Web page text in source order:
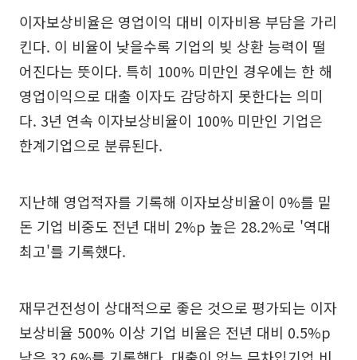
이자보상비율은 영업이익 대비 이자비용 부담을 가리
킨다. 이 비율이 낮을수록 기업의 빚 상환 능력이 떨
어진다는 뜻이다. 특히 100% 미만인 경우에는 한 해
영업이익으로 대출 이자도 감당하지 못한다는 의미
다. 3년 연속 이자보상비율이 100% 미만인 기업은
한계기업으로 분류된다.
지난해 영업적자를 기록해 이자보상비율이 0%를 밑
돈 기업 비중도 전년 대비 2%p 높은 28.2%로 '역대
최고'를 기록했다.
재무건전성이 상대적으로 좋은 것으로 평가되는 이자
보상비율 500% 이상 기업 비율은 전년 대비 0.5%p